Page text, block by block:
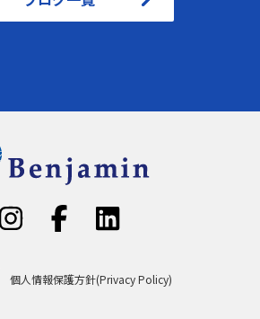
個人情報保護方針(Privacy Policy)